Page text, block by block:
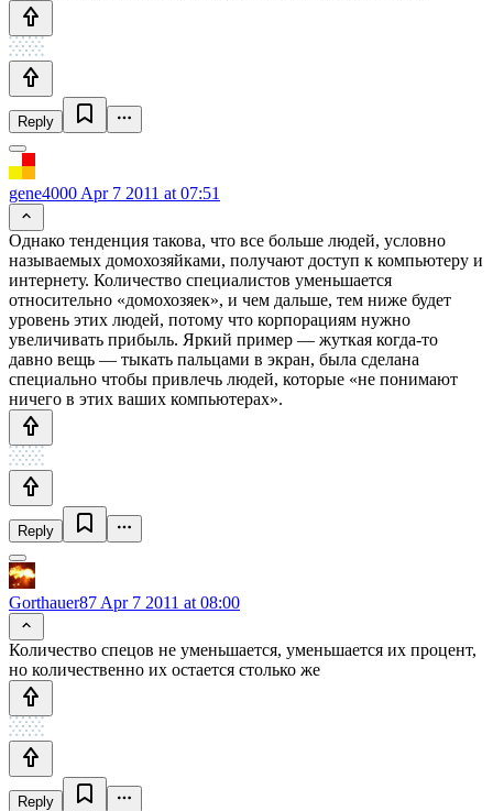
Reply
gene4000 Apr 7 2011 at 07:51
Однако тенденция такова, что все больше людей, условно
называемых домохозяйками, получают доступ к компьютеру и
интернету. Количество специалистов уменьшается
относительно «домохозяек», и чем дальше, тем ниже будет
уровень этих людей, потому что корпорациям нужно
увеличивать прибыль. Яркий пример — жуткая когда-то
давно вещь — тыкать пальцами в экран, была сделана
специально чтобы привлечь людей, которые «не понимают
ничего в этих ваших компьютерах».
Reply
Gorthauer87 Apr 7 2011 at 08:00
Количество спецов не уменьшается, уменьшается их процент,
но количественно их остается столько же
Reply